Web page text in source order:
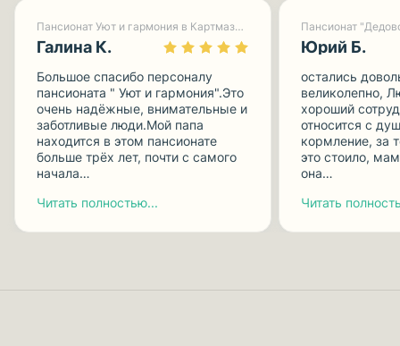
Пансионат Уют и гармония в Картмазово-1
Галина К.
Большое спасибо персоналу
пансионата " Уют и гармония".Это
очень надёжные, внимательные и
заботливые люди.Мой папа
находится в этом пансионате
больше трёх лет, почти с самого
начала…
Читать полностью...
Пансионат
Юрий Б.
остались
великолепно,
хороший
относится с
кормление, за
это стоило,
она…
Читать